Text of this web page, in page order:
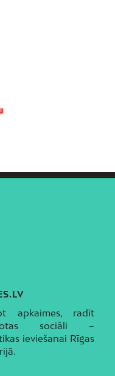
apkaimes, radīt
sociāli –
ieviešanai Rīgas